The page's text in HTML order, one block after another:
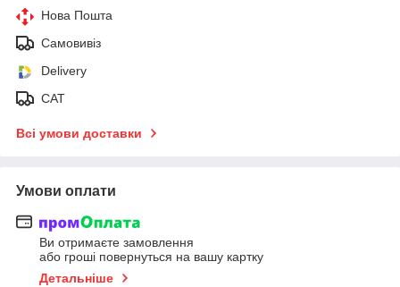
Нова Пошта
Самовивіз
Delivery
САТ
Всі умови доставки
Умови оплати
Ви отримаєте замовлення
або гроші повернуться на вашу картку
Детальніше